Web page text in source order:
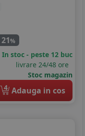
21%
In stoc - peste 12 buc
livrare 24/48 ore
Stoc magazin
4 Adauga in cos